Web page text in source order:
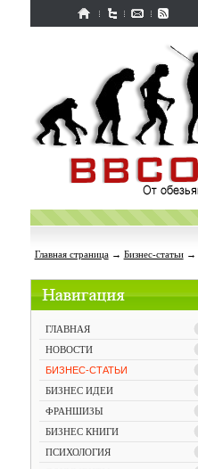
Главная страница→ Бизнес-статьи→
ГЛАВНАЯ
НОВОСТИ
БИЗНЕС-СТАТЬИ
БИЗНЕС ИДЕИ
ФРАНШИЗЫ
БИЗНЕС КНИГИ
ПСИХОЛОГИЯ